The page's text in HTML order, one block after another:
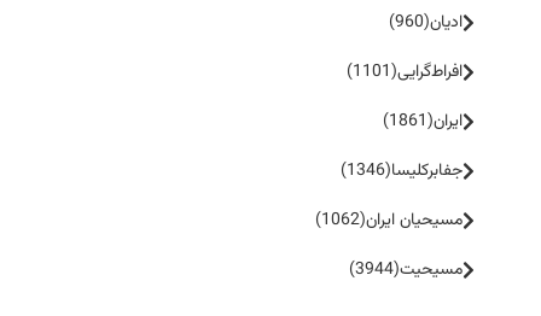
ادیان(960)
افراط‌گرایی(1101)
ایران(1861)
جفا‌بر‌کلیسا(1346)
مسیحیان ایران(1062)
مسیحیت(3944)